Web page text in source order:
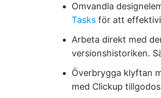
Omvandla
Tasks för att
Arbeta direkt med
versionshistoriken.
Överbrygga klyftan
med Clickup